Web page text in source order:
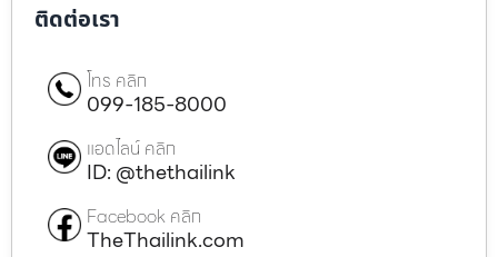
ติดต่อเรา
โทร คลิก
099-185-8000
แอดไลน์ คลิก
ID: @thethailink
Facebook คลิก
TheThailink.com